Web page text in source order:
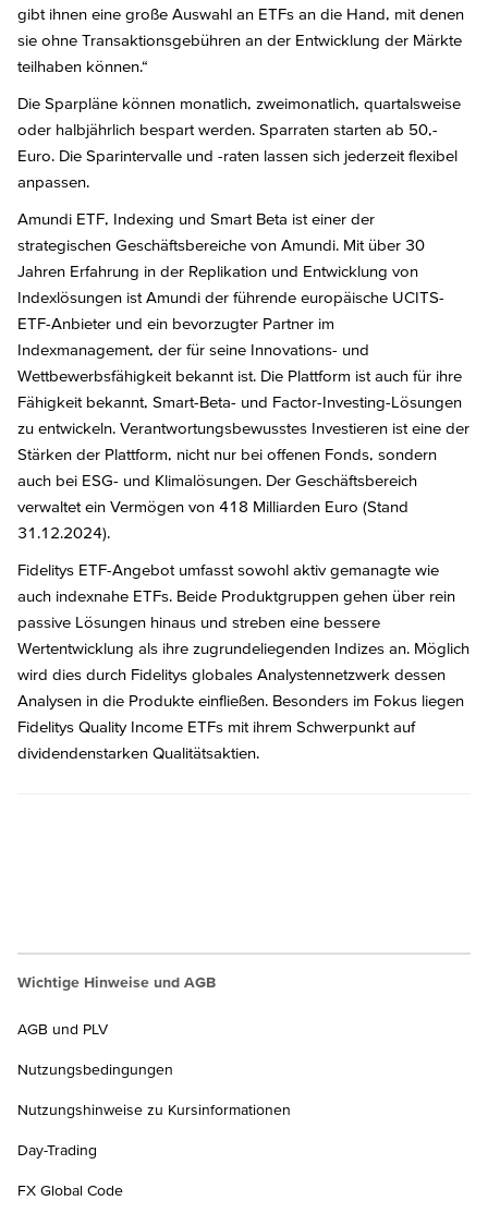
gibt ihnen eine große Auswahl an ETFs an die Hand, mit denen
sie ohne Transaktionsgebühren an der Entwicklung der Märkte
teilhaben können.“
Die Sparpläne können monatlich, zweimonatlich, quartalsweise
oder halbjährlich bespart werden. Sparraten starten ab 50,-
Euro. Die Sparintervalle und -raten lassen sich jederzeit flexibel
anpassen.
Amundi ETF, Indexing und Smart Beta ist einer der
strategischen Geschäftsbereiche von Amundi. Mit über 30
Jahren Erfahrung in der Replikation und Entwicklung von
Indexlösungen ist Amundi der führende europäische UCITS-
ETF-Anbieter und ein bevorzugter Partner im
Indexmanagement, der für seine Innovations- und
Wettbewerbsfähigkeit bekannt ist. Die Plattform ist auch für ihre
Fähigkeit bekannt, Smart-Beta- und Factor-Investing-Lösungen
zu entwickeln. Verantwortungsbewusstes Investieren ist eine der
Stärken der Plattform, nicht nur bei offenen Fonds, sondern
auch bei ESG- und Klimalösungen. Der Geschäftsbereich
verwaltet ein Vermögen von 418 Milliarden Euro (Stand
31.12.2024).
Fidelitys ETF-Angebot umfasst sowohl aktiv gemanagte wie
auch indexnahe ETFs. Beide Produktgruppen gehen über rein
passive Lösungen hinaus und streben eine bessere
Wertentwicklung als ihre zugrundeliegenden Indizes an. Möglich
wird dies durch Fidelitys globales Analystennetzwerk dessen
Analysen in die Produkte einfließen. Besonders im Fokus liegen
Fidelitys Quality Income ETFs mit ihrem Schwerpunkt auf
dividendenstarken Qualitätsaktien.
Wichtige Hinweise und AGB
AGB und PLV
Nutzungsbedingungen
Nutzungshinweise zu Kursinformationen
Day-Trading
FX Global Code